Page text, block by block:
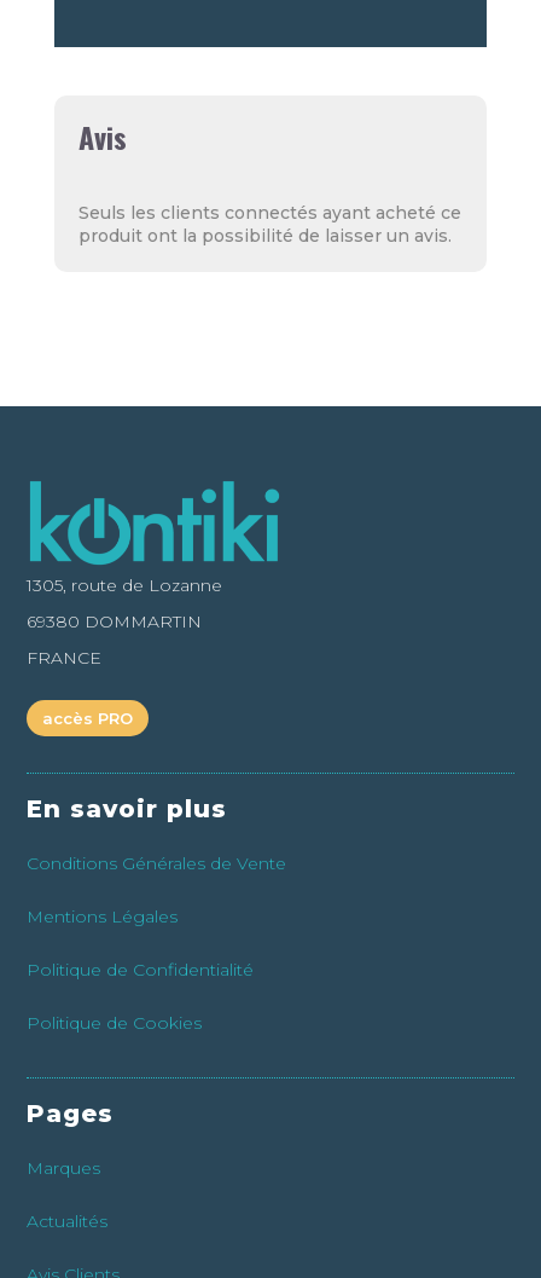
Avis
Seuls les clients connectés ayant acheté ce
produit ont la possibilité de laisser un avis.
1305, route de Lozanne
69380 DOMMARTIN
FRANCE
accès PRO
En savoir plus
Conditions Générales de Vente
Mentions Légales
Politique de Confidentialité
Politique de Cookies
Pages
Marques
Actualités